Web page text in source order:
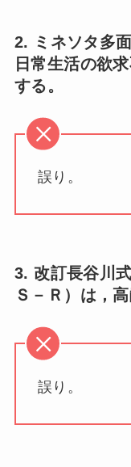
2. ミネソタ多
日常生活の欲
する。
誤り。
3. 改訂長谷川
Ｓ－Ｒ）は，
誤り。